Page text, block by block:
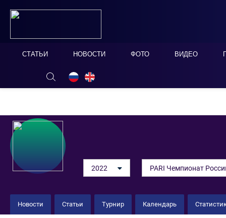
СТАТЬИ НОВОСТИ ФОТО ВИДЕО
ОНЛАЙН ТАБЛО СКРЫТЬ
2022 PARI Чемпионат
Новости Статьи Турнир Календарь